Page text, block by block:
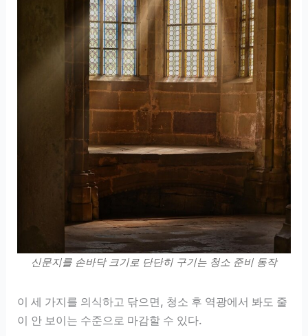
신문지를 손바닥 크기로 단단히 구기는 청소 준비 동작
이 세 가지를 의식하고 닦으면, 청소 후 역광에서 봐도 줄
이 안 보이는 수준으로 마감할 수 있다.